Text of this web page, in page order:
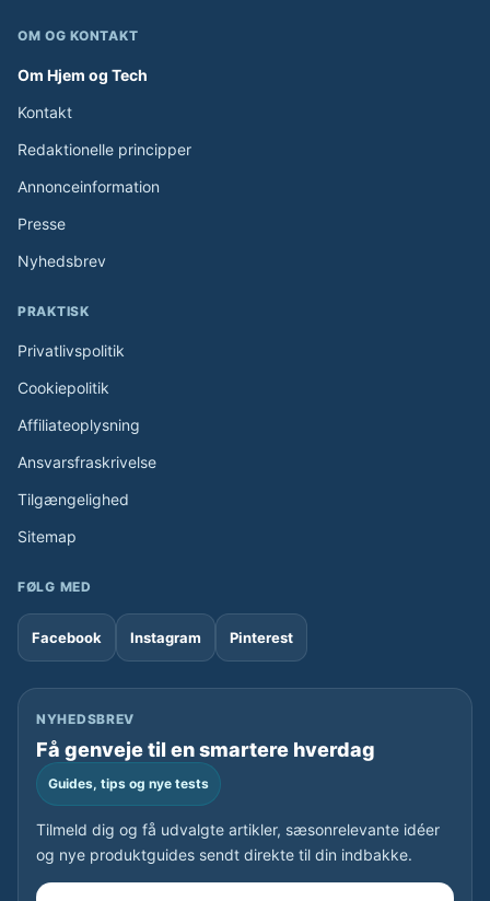
OM OG KONTAKT
Om Hjem og Tech
Kontakt
Redaktionelle principper
Annonceinformation
Presse
Nyhedsbrev
PRAKTISK
Privatlivspolitik
Cookiepolitik
Affiliateoplysning
Ansvarsfraskrivelse
Tilgængelighed
Sitemap
FØLG MED
Facebook Instagram Pinterest
NYHEDSBREV
Få genveje til en smartere hverdag
Guides, tips og nye tests
Tilmeld dig og få udvalgte artikler, sæsonrelevante idéer
og nye produktguides sendt direkte til din indbakke.